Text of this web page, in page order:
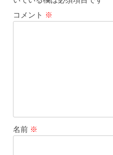
コメント ※
名前 ※